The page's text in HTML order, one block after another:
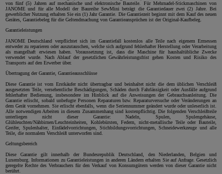
von fünf (5) Jahren auf mechanische und elektronische Bauteile. Für Mehrnadel-Stickmaschinen von
JANOME und für alle Modell der Baureihe SewMini beträgt die Garantiedauer zwei (2) Jahre. Bei
gewerblicher Nutzung erhalten Sie ein (1) Jahr Garantie. Die Garantiezeit beginnt mit dem Kauf des neuen
Gerätes, Garantiebeleg für die Geltendmachung von Garantieansprüchen ist der Original-Kaufbeleg.
Garantieleistungen
JANOME Deutschland verpflichtet sich im Garantiefall kostenlos alle Teile nach eigenem Ermessen
entweder zu reparieren oder auszutauschen, welche sich aufgrund fehlerhafter Herstellung oder Verarbeitung
als mangelhaft erwiesen haben. Voraussetzung ist, dass die Maschine für haushaltübliche Zwecke
verwendet wurde. Nach Ablauf der gesetzlichen Gewährleistungsfrist gehen Kosten und Risiko des
Transports auf den Erwerber über.
Übertragung der Garantie, Garantieausschlüsse
Diese Garantie ist vom Erstkäufer nicht übertragbar und beinhaltet nicht die dem üblichen Verschleiß
ausgesetzten Teile, versehentliche Beschädigungen, Schäden durch Fahrlässigkeit oder Ausfälle aufgrund
fehlerhafter Bedienung, insbesondere im Hinblick auf die Anweisungen der Gebrauchsanleitung. Die
Garantie erlischt, sobald unbefugte Personen Reparaturen bzw. Reparaturversuche oder Veränderungen an
dem Gerät vornehmen. Sie erlischt ebenfalls, wenn die Seriennummer geändert wurde oder unleserlich ist.
Alle notwendigen Arbeiten in diesem Zusammenhang sind kostenpflichtig. Die folgenden Verschleißteile
unterliegen nicht dieser Garantie: Nadeln, Spulen, Spulengehäuse,
Glühleuchten/Nähbirnen/Leuchteinheiten, Kohlebürsten, Federn, nicht-metallische Teile oder Bauteile,
Greifer, Spulenhalter, Einfädelvorrichtungen, Stichbildungsvorrichtungen, Schneidewerkzeuge und alle
Teile, die normalem Verschleiß unterworfen sind.
Geltungsbereich
Diese Garantie gilt innerhalb der Bundesrepublik Deutschland, den Niederlanden, Belgien und
Luxemburg. Informationen zu Garantieleistungen in anderen Ländern erhalten Sie auf Anfrage. Gesetzlich
geregelte Rechte des Verbrauchers für den Verkauf von Konsumgütern werden von dieser Garantie nicht
berührt.